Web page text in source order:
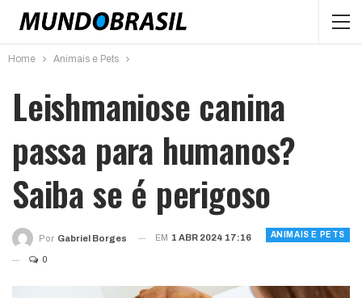
Home Animais e Pets
Leishmaniose canina
passa para humanos?
Saiba se é perigoso
ANIMAIS E PETS
Por Gabriel Borges EM 1 ABR 2024 17:16
0